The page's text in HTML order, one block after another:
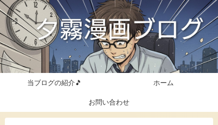
当ブログの紹介🎵 ホーム
お問い合わせ